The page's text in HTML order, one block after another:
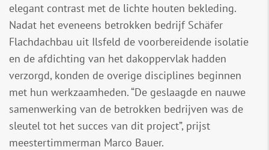
elegant contrast met de lichte houten bekleding.
Nadat het eveneens betrokken bedrijf Schäfer
Flachdachbau uit Ilsfeld de voorbereidende isolatie
en de afdichting van het dakoppervlak hadden
verzorgd, konden de overige disciplines beginnen
met hun werkzaamheden. “De geslaagde en nauwe
samenwerking van de betrokken bedrijven was de
sleutel tot het succes van dit project”, prijst
meestertimmerman Marco Bauer.